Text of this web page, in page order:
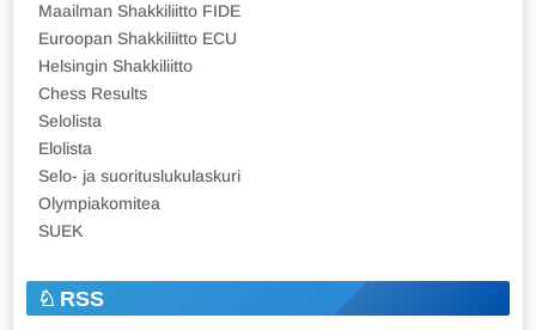
Maailman Shakkiliitto FIDE
Euroopan Shakkiliitto ECU
Helsingin Shakkiliitto
Chess Results
Selolista
Elolista
Selo- ja suorituslukulaskuri
Olympiakomitea
SUEK
RSS